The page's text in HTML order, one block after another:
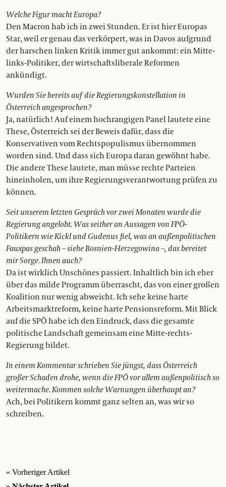
Welche Figur macht Europa?
Den Macron hab ich in zwei Stunden. Er ist hier Europas
Star, weil er genau das verkörpert, was in Davos aufgrund
der harschen linken Kritik immer gut ankommt: ein Mitte-
links-Politiker, der wirtschaftsliberale Reformen
ankündigt.
Wurden Sie bereits auf die Regierungskonstellation in
Österreich ange­sprochen?
Ja, natürlich! Auf einem hochrangigen Panel lautete eine
These, Österreich sei der Beweis dafür, dass die
Konservativen vom Rechtspopulismus übernommen
worden sind. Und dass sich Europa daran gewöhnt habe.
Die andere These lautete, man müsse rechte Parteien
hineinholen, um ihre Regierungsverantwortung prüfen zu
können.
Seit unserem letzten Gespräch vor zwei Monaten wurde die
Regierung angelobt. Was seither an Aussagen von FPÖ-
Politikern wie Kickl und Gudenus fiel, was an außenpolitischen
Fauxpas geschah – siehe Bosnien-Herzegowina –, das be­reitet
mir Sorge. Ihnen auch?
Da ist wirklich Unschönes passiert. Inhaltlich bin ich eher
über das milde Programm überrascht, das von einer großen
Koalition nur wenig abweicht. Ich sehe keine harte
Arbeitsmarktreform, keine harte Pensionsreform. Mit Blick
auf die SPÖ habe ich den Eindruck, dass die gesamte
politische Landschaft gemeinsam eine Mitte-rechts-
Regierung bildet.
In einem Kommentar schrieben Sie jüngst, dass Österreich
großer Schaden drohe, wenn die FPÖ vor allem außen­politisch so
weitermache. Kommen solche Warnungen überhaupt an?
Ach, bei Politikern kommt ganz selten an, was wir so
schreiben.
« Vorheriger Artikel